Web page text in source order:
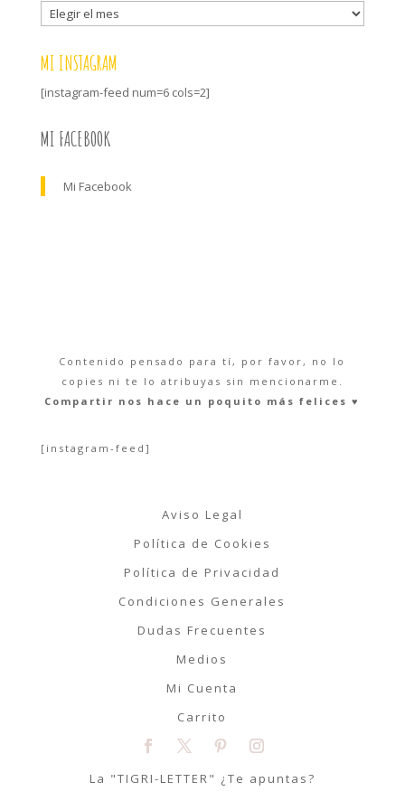
Archivo
MI INSTAGRAM
[instagram-feed num=6 cols=2]
MI FACEBOOK
Mi Facebook
Contenido pensado para tí, por favor, no lo
copies ni te lo atribuyas sin mencionarme.
Compartir nos hace un poquito más felices ♥︎
[instagram-feed]
Aviso Legal
Política de Cookies
Política de Privacidad
Condiciones Generales
Dudas Frecuentes
Medios
Mi Cuenta
Carrito
La "TIGRI-LETTER" ¿Te apuntas?